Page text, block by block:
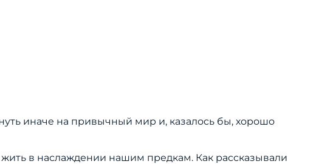
иначе на привычный мир и, казалось бы, хорошо
в наслаждении нашим предкам. Как рассказывали